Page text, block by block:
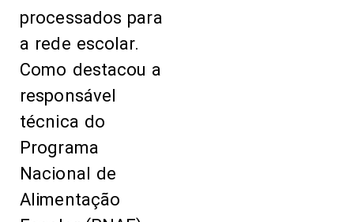
processados para
a rede escolar.
Como destacou a
responsável
técnica do
Programa
Nacional de
Alimentação